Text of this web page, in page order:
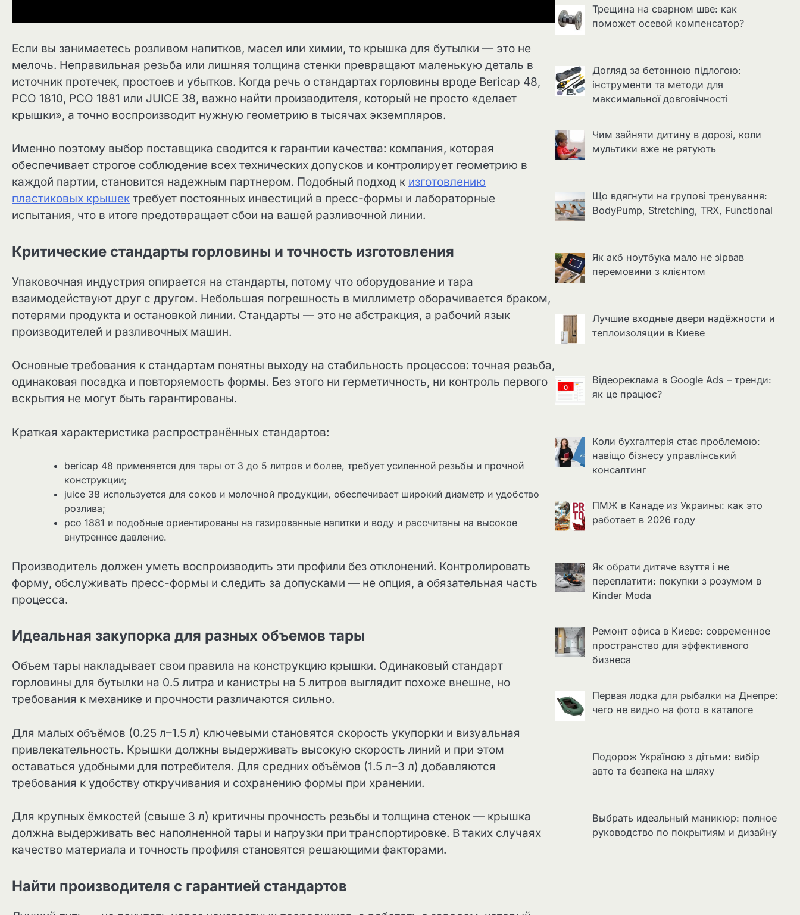
Если вы занимаетесь розливом напитков, масел или химии, то крышка для бутылки — это не
мелочь. Неправильная резьба или лишняя толщина стенки превращают маленькую деталь в
источник протечек, простоев и убытков. Когда речь о стандартах горловины вроде Bericap 48,
PCO 1810, PCO 1881 или JUICE 38, важно найти производителя, который не просто «делает
крышки», а точно воспроизводит нужную геометрию в тысячах экземпляров.
Именно поэтому выбор поставщика сводится к гарантии качества: компания, которая
обеспечивает строгое соблюдение всех технических допусков и контролирует геометрию в
каждой партии, становится надежным партнером. Подобный подход к изготовлению
пластиковых крышек требует постоянных инвестиций в пресс-формы и лабораторные
испытания, что в итоге предотвращает сбои на вашей разливочной линии.
Критические стандарты горловины и точность изготовления
Упаковочная индустрия опирается на стандарты, потому что оборудование и тара
взаимодействуют друг с другом. Небольшая погрешность в миллиметр оборачивается браком,
потерями продукта и остановкой линии. Стандарты — это не абстракция, а рабочий язык
производителей и разливочных машин.
Основные требования к стандартам понятны выходу на стабильность процессов: точная резьба,
одинаковая посадка и повторяемость формы. Без этого ни герметичность, ни контроль первого
вскрытия не могут быть гарантированы.
Краткая характеристика распространённых стандартов:
bericap 48 применяется для тары от 3 до 5 литров и более, требует усиленной резьбы и прочной
конструкции;
juice 38 используется для соков и молочной продукции, обеспечивает широкий диаметр и удобство
розлива;
pco 1881 и подобные ориентированы на газированные напитки и воду и рассчитаны на высокое
внутреннее давление.
Производитель должен уметь воспроизводить эти профили без отклонений. Контролировать
форму, обслуживать пресс-формы и следить за допусками — не опция, а обязательная часть
процесса.
Идеальная закупорка для разных объемов тары
Объем тары накладывает свои правила на конструкцию крышки. Одинаковый стандарт
горловины для бутылки на 0.5 литра и канистры на 5 литров выглядит похоже внешне, но
требования к механике и прочности различаются сильно.
Для малых объёмов (0.25 л–1.5 л) ключевыми становятся скорость укупорки и визуальная
привлекательность. Крышки должны выдерживать высокую скорость линий и при этом
оставаться удобными для потребителя. Для средних объёмов (1.5 л–3 л) добавляются
требования к удобству откручивания и сохранению формы при хранении.
Для крупных ёмкостей (свыше 3 л) критичны прочность резьбы и толщина стенок — крышка
должна выдерживать вес наполненной тары и нагрузки при транспортировке. В таких случаях
качество материала и точность профиля становятся решающими факторами.
Найти производителя с гарантией стандартов
Трещина на сварном шве: как
поможет осевой компенсатор?
Догляд за бетонною підлогою:
інструменти та методи для
максимальної довговічності
Чим зайняти дитину в дорозі, коли
мультики вже не рятують
Що вдягнути на групові тренування:
BodyPump, Stretching, TRX, Functional
Як акб ноутбука мало не зірвав
перемовини з клієнтом
Лучшие входные двери надёжности и
теплоизоляции в Киеве
Відеореклама в Google Ads – тренди:
як це працює?
Коли бухгалтерія стає проблемою:
навіщо бізнесу управлінський
консалтинг
ПМЖ в Канаде из Украины: как это
работает в 2026 году
Як обрати дитяче взуття і не
переплатити: покупки з розумом в
Kinder Moda
Ремонт офиса в Киеве: современное
пространство для эффективного
бизнеса
Первая лодка для рыбалки на Днепре:
чего не видно на фото в каталоге
Подорож Україною з дітьми: вибір
авто та безпека на шляху
Выбрать идеальный маникюр: полное
руководство по покрытиям и дизайну